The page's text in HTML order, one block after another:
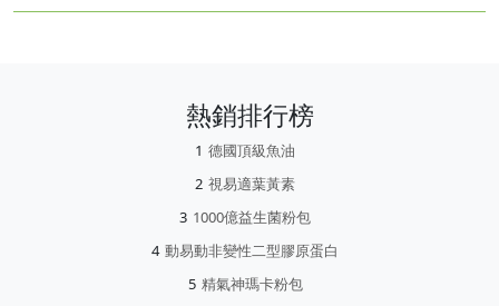
熱銷排行榜
德國頂級魚油
視易適葉黃素
1000億益生菌粉包
動易動非變性二型膠原蛋白
精氣神瑪卡粉包